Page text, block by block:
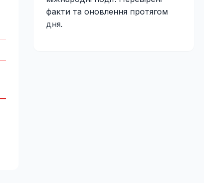
факти та оновлення протягом
дня.